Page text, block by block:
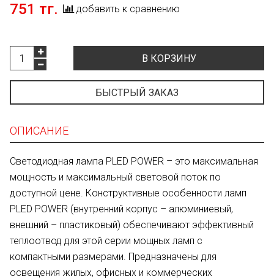
751 тг. добавить к сравнению
В КОРЗИНУ
БЫСТРЫЙ ЗАКАЗ
ОПИСАНИЕ
Светодиодная лампа PLED POWER – это максимальная
мощность и максимальный световой поток по
доступной цене. Конструктивные особенности ламп
PLED POWER (внутренний корпус – алюминиевый,
внешний – пластиковый) обеспечивают эффективный
теплоотвод для этой серии мощных ламп с
компактными размерами. Предназначены для
освещения жилых, офисных и коммерческих